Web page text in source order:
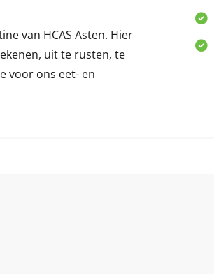
van HCAS Asten. Hier
uit te rusten, te
voor ons eet- en